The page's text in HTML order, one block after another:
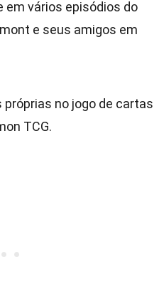
em vários episódios do
e seus amigos em
no jogo de cartas
TCG.